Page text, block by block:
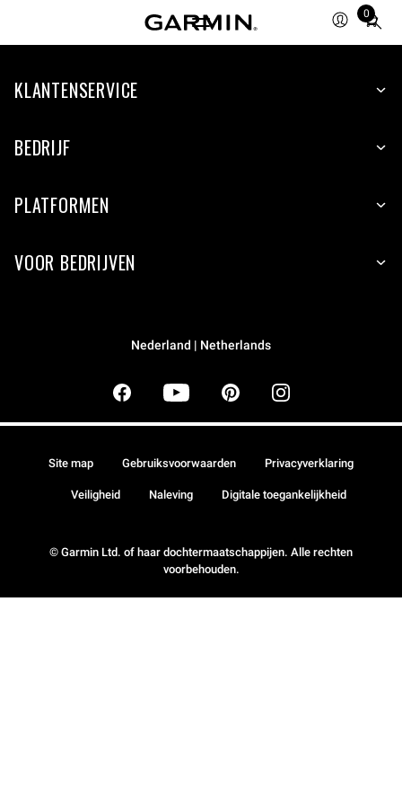
0
Total
items
cart:
KLANTENSERVICE
BEDRIJF
PLATFORMEN
VOOR BEDRIJVEN
Nederland | Netherlands
© Garmin Ltd. of haar dochtermaatschappijen. Alle rechten
voorbehouden.
Site map Gebruiksvoorwaarden Privacyverklaring
Veiligheid Naleving Digitale toegankelijkheid